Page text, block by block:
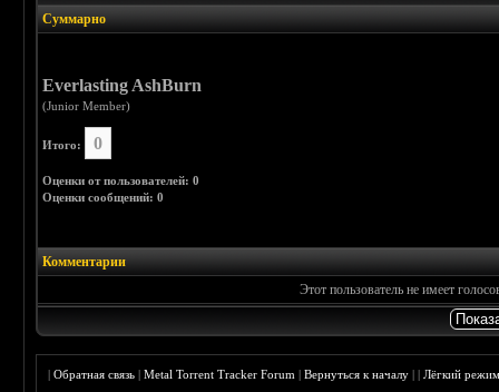
Суммарно
Everlasting AshBurn
(Junior Member)
Итого: 0
Оценки от пользователей: 0
Оценки сообщений: 0
Комментарии
Этот пользователь не имеет
|Обратная связь |Metal Torrent Tracker Forum |Вернуться к началу ||Лёгкий